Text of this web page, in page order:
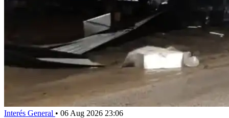
Interés General • 06 Aug 2026 23:06